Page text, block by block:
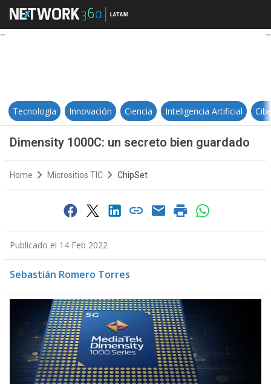
Dimensity 1000C: un secreto
Tecnología Innovación Ciencia Inteligencia Artificial
Dimensity 1000C: un secreto bien guardado
Home Micrositios TIC ChipSet
Publicado el 14 Feb 2022
Sebastián Romero Torres